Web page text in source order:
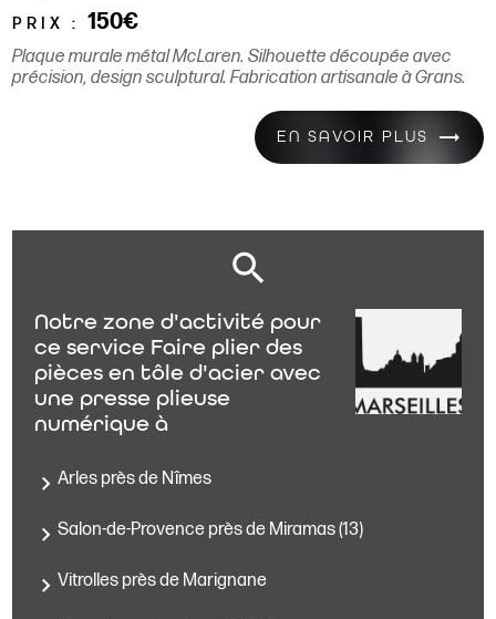
PRIX :150€
Plaque murale métal McLaren. Silhouette découpée avec
précision, design sculptural. Fabrication artisanale à Grans.
EN SAVOIR PLUS
Notre zone d'activité pour
ce service Faire plier des
pièces en tôle d'acier avec
une presse plieuse
numérique à
Arles près de Nîmes
Salon-de-Provence près de Miramas (13)
Vitrolles près de Marignane